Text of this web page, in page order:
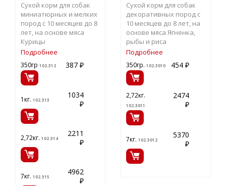
Сухой корм для собак
миниатюрных и мелких
пород с 10 месяцев до 8
лет, на основе мяса
Курицы
Подробнее
350гр 102.312 387 ₽
1кг. 102.313
1034
₽
2,72кг. 102.314
2211
₽
7кг. 102.315
4962
₽
Сухой корм для собак
декоративных пород с
10 месяцев до 8 лет, на
основе мяса Ягненка,
рыбы и риса
Подробнее
350гр. 102.3010 454 ₽
2,72кг.
102.3011
2474
₽
7кг. 102.3012
5370
₽